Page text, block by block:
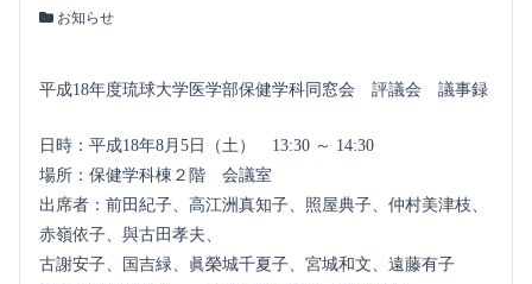
お知らせ
平成18年度琉球大学医学部保健学科同窓会 評議会 議事録
日時：平成18年8月5日（土） 13:30 ～ 14:30
場所：保健学科棟２階 会議室
出席者：前田紀子、高江洲真知子、照屋典子、仲村美津枝、
赤嶺依子、與古田孝夫、
古謝安子、国吉緑、眞榮城千夏子、宮城和文、遠藤有子